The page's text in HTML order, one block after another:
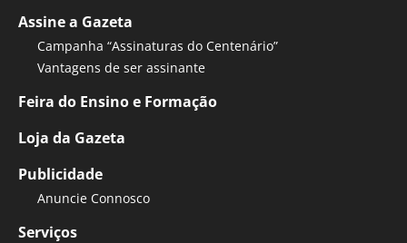
Assine a Gazeta
Campanha “Assinaturas do Centenário”
Vantagens de ser assinante
Feira do Ensino e Formação
Loja da Gazeta
Publicidade
Anuncie Connosco
Serviços